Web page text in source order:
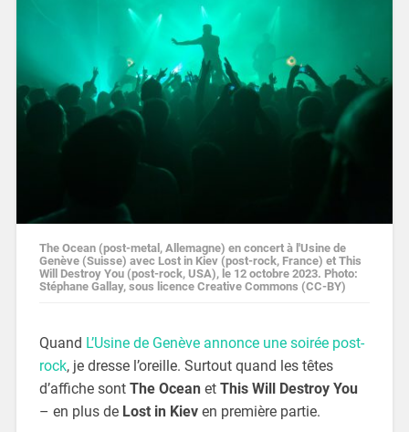
The Ocean (post-metal, Allemagne) en concert à l'Usine de
Genève (Suisse) avec Lost in Kiev (post-rock, France) et This
Will Destroy You (post-rock, USA), le 12 octobre 2023. Photo:
Stéphane Gallay, sous licence Creative Commons (CC-BY)
Quand L’Usine de Genève annonce une soirée post-
rock, je dresse l’oreille. Surtout quand les têtes
d’affiche sont The Oceanet This Will Destroy You
– en plus de Lost in Kieven première partie.